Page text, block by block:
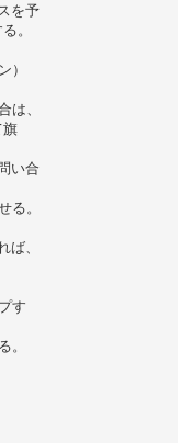
を予
。
）
は、
旗
い合
る。
、
す
。